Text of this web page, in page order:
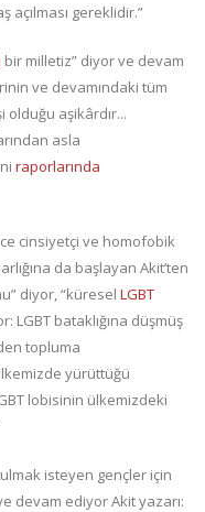
gereklidir.”
bir milletiz” diyor ve devam
ve devamındaki tüm
olduğu aşikârdır...
asla
raporlarında
cinsiyetçi ve homofobik
da başlayan Akit’ten
diyor, “küresel LGBT
LGBT bataklığına düşmüş
topluma
yürüttüğü
lobisinin ülkemizdeki
isteyen gençler için
devam ediyor Akit yazarı: